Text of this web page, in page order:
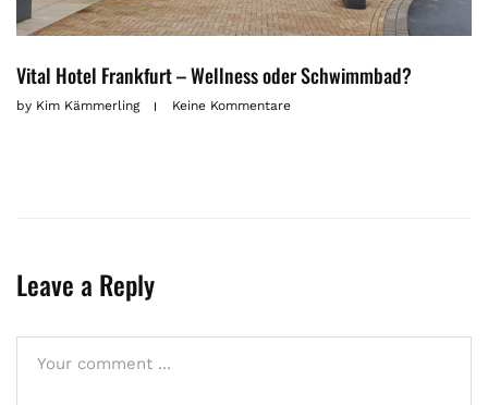
Vital Hotel Frankfurt – Wellness oder Schwimmbad?
by Kim Kämmerling Keine Kommentare
Leave a Reply